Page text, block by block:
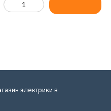
электрики в